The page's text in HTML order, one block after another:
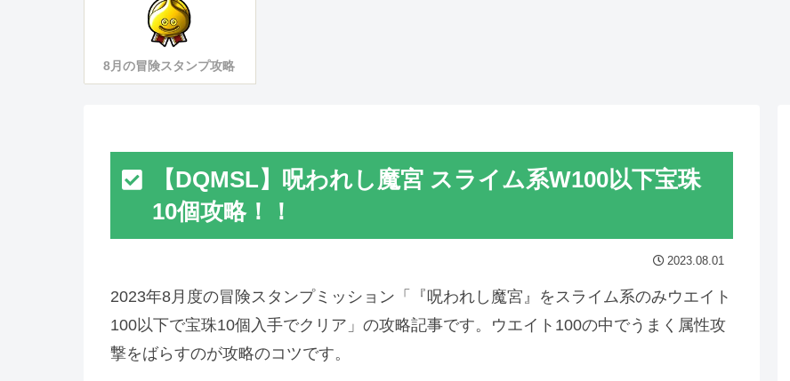
8月の冒険スタンプ攻略
【DQMSL】呪われし魔宮 スライム系W100以下宝珠
10個攻略！！
2023.08.01
2023年8月度の冒険スタンプミッション「『呪われし魔宮』をスライム系のみウエイト
100以下で宝珠10個入手でクリア」の攻略記事です。ウエイト100の中でうまく属性攻
撃をばらすのが攻略のコツです。